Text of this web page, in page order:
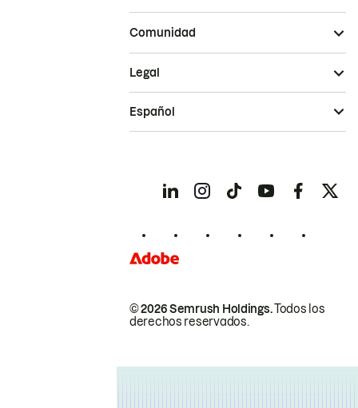
Comunidad
© 2026 Semrush Holdings.Todos los
derechos reservados.
Legal
Español